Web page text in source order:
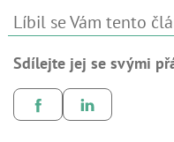
Líbil se Vám tento
Sdílejte jej se svými